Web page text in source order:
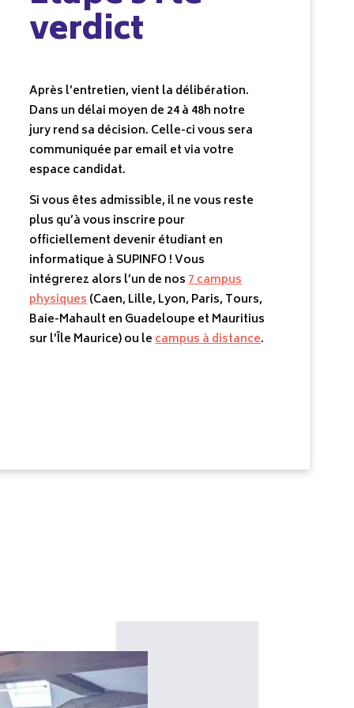
verdict
Après l’entretien, vient la délibération.
Dans un délai moyen de 24 à 48h notre
jury rend sa décision. Celle-ci vous sera
communiquée par email et via votre
espace candidat.
Si vous êtes admissible, il ne vous reste
plus qu’à vous inscrire pour
officiellement devenir étudiant en
informatique à SUPINFO ! Vous
intégrerez alors l’un de nos7 campus
physiques(Caen, Lille, Lyon, Paris, Tours,
Baie-Mahault en Guadeloupe et Mauritius
sur l’Île Maurice) ou lecampus à distance.